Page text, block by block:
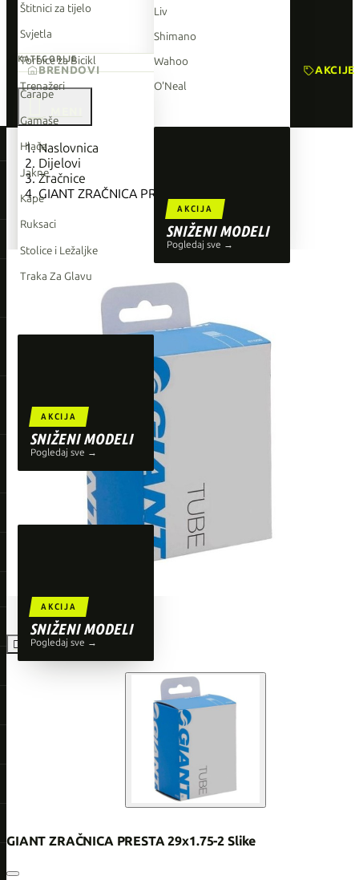
Štitnici za tijelo
Svjetla
Torbice za Bicikl
Trenažeri
Giant
Orbea
Liv
Shimano
Wahoo
AKCIJA
SNIŽENI MODELI
Pogledaj sve →
Liv
Shimano
Wahoo
O'Neal
AKCIJA
SNIŽENI MODELI
Pogledaj sve →
KATEGORIJE
Čarape
Gamaše
Hlače
Jakne
Kape
Ruksaci
Stolice i Ležaljke
Traka Za Glavu
Liv
Shimano
Wahoo
AKCIJA
SNIŽENI MODELI
Pogledaj sve →
BRENDOVI AKCIJE

Naslovnica
Dijelovi
Zračnice
GIANT ZRAČNICA PRESTA 29x1.75-2

GIANT ZRAČNICA PRESTA 29x1.75-2 Slike